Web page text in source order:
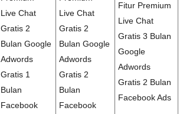
Live Chat
Gratis 2
Bulan Google
Adwords
Gratis 1
Bulan
Facebook
Live Chat
Gratis 2
Bulan Google
Adwords
Gratis 2
Bulan
Facebook
Fitur Premium
Live Chat
Gratis 3 Bulan
Google
Adwords
Gratis 2 Bulan
Facebook Ads